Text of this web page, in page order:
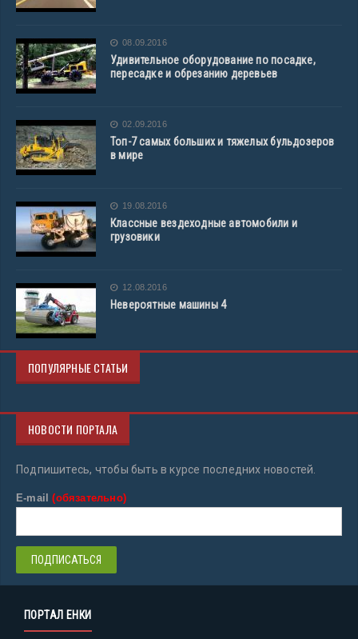
08.09.2016
Удивительное оборудование по посадке,
пересадке и обрезанию деревьев
02.09.2016
Топ-7 самых больших и тяжелых бульдозеров
в мире
19.08.2016
Классные вездеходные автомобили и
грузовики
12.08.2016
Невероятные машины 4
ПОПУЛЯРНЫЕ СТАТЬИ
НОВОСТИ ПОРТАЛА
Подпишитесь, чтобы быть в курсе последних новостей.
E-mail(обязательно)
ПОРТАЛ ЕНКИ